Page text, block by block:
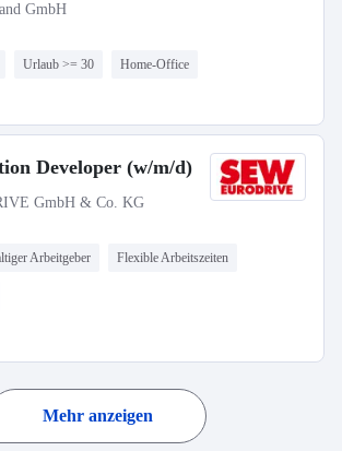
GmbH
Urlaub >= 30 Home-Office
Developer (w/m/d)
GmbH & Co. KG
Arbeitgeber Flexible Arbeitszeiten
Mehr anzeigen